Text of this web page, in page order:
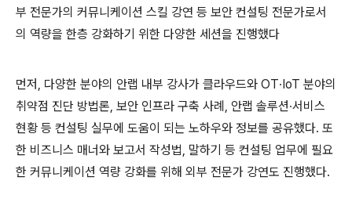
부 전문가의 커뮤니케이션 스킬 강연 등 보안 컨설팅 전문가로서
의 역량을 한층 강화하기 위한 다양한 세션을 진행했다
먼저 , 다양한 분야의 안랩 내부 강사가 클라우드와 OT∙ IoT 분야의
취약점 진단 방법론, 보안 인프라 구축 사례 , 안랩 솔루션∙서비스
현황 등 컨설팅 실무에 도움이 되는 노하우와 정보를 공유했다. 또
한 비즈니스 매너와 보고서 작성법, 말하기 등 컨설팅 업무에 필요
한 커뮤니케이션 역량 강화를 위해 외부 전문가 강연도 진행했다.